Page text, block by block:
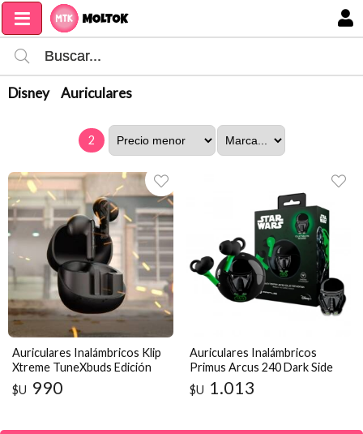
Disney Auriculares
2
Auriculares Inalámbricos Klip
Xtreme TuneXbuds Edición
Deadpool y Wolverine
$U 990
Auriculares Inalámbricos
Primus Arcus 240 Dark Side
TWS Bluetooth 5.3
$U 1.013